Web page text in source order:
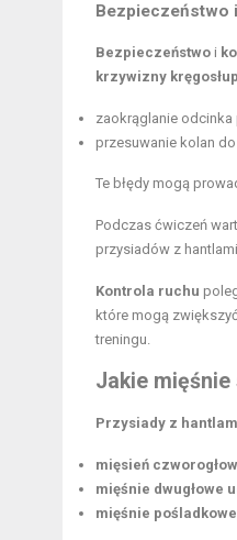
Bezpieczeństwo
Bezpieczeństwo i
krzywizny
zaokrąglanie
przesuwanie kolan
Te błędy mogą
Podczas ćwiczeń
przysiadów z
Kontrola ruchu
które mogą
treningu.
Jakie
Przysiady z
mięsień
mięśnie dwugłowe
mięśnie pośladkowe